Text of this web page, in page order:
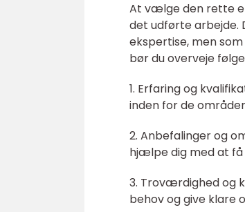
At vælge den rette
det udførte arbejde.
ekspertise, men
bør du overveje
1. Erfaring og
inden for de
2. Anbefalinger og
hjælpe dig med at få
3. Troværdighed og
behov og give klare